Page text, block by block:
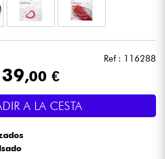
Ref : 116288
39,00 €
A LA CESTA